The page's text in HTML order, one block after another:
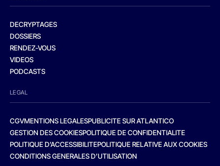
DECRYPTAGES
DOSSIERS
RENDEZ-VOUS
VIDEOS
PODCASTS
LEGAL
CGVMENTIONS LEGALESPUBLICITE SUR ATLANTICO
GESTION DES COOKIESPOLITIQUE DE CONFIDENTIALITE
POLITIQUE D’ACCESSIBILITEPOLITIQUE RELATIVE AUX COOKIES
CONDITIONS GENERALES D’UTILISATION